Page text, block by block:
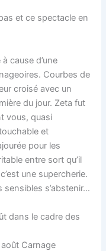
et ce spectacle en
cause d’une
Courbes de
croisé avec un
du jour. Zeta fut
vous, quasi
et
pour les
entre sort qu’il
une supercherie.
sensibles s’abstenir…
dans le cadre des
août Carnage